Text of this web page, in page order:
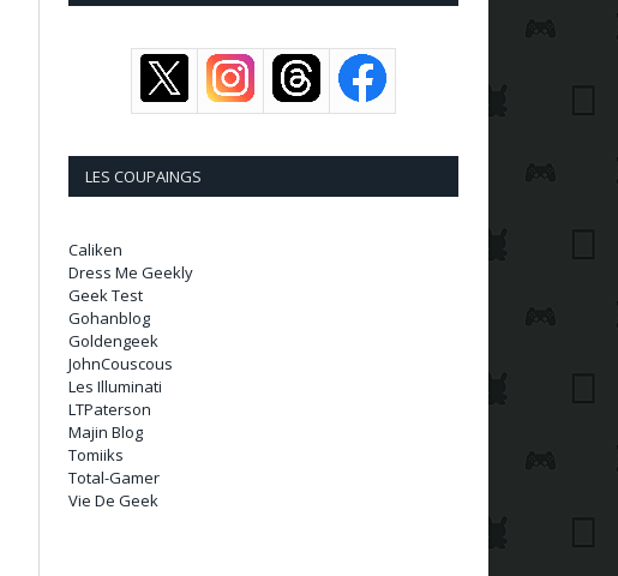
LES COUPAINGS
Caliken
Dress Me Geekly
Geek Test
Gohanblog
Goldengeek
JohnCouscous
Les Illuminati
LTPaterson
Majin Blog
Tomiiks
Total-Gamer
Vie De Geek